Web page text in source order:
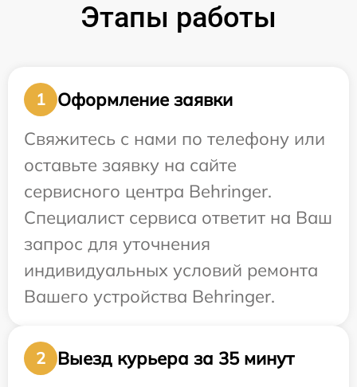
Этапы работы
1
Оформление заявки
Свяжитесь с нами по телефону или
оставьте заявку на сайте
сервисного центра Behringer.
Специалист сервиса ответит на Ваш
запрос для уточнения
индивидуальных условий ремонта
Вашего устройства Behringer.
2
Выезд курьера за 35 минут